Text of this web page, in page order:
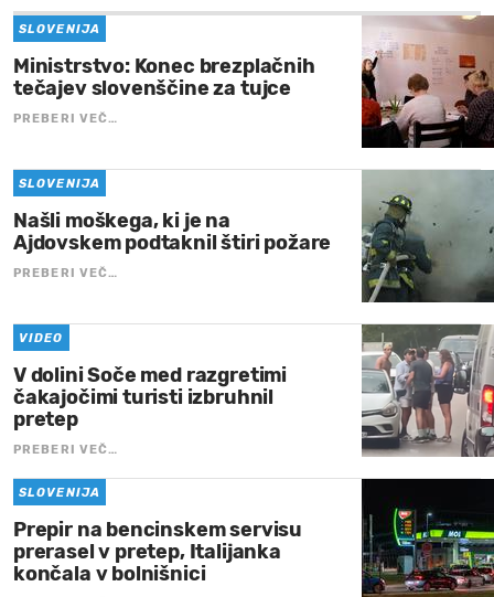
SLOVENIJA
Ministrstvo: Konec brezplačnih
tečajev slovenščine za tujce
PREBERI VEČ…
SLOVENIJA
Našli moškega, ki je na
Ajdovskem podtaknil štiri požare
PREBERI VEČ…
VIDEO
V dolini Soče med razgretimi
čakajočimi turisti izbruhnil
pretep
PREBERI VEČ…
SLOVENIJA
Prepir na bencinskem servisu
prerasel v pretep, Italijanka
končala v bolnišnici